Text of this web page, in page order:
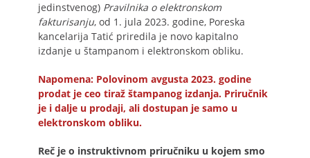
jedinstvenog) Pravilnika o elektronskom
fakturisanju, od 1. jula 2023. godine, Poreska
kancelarija Tatić priredila je novo kapitalno
izdanje u štampanom i elektronskom obliku.
Napomena: Polovinom avgusta 2023. godine
prodat je ceo tiraž štampanog izdanja. Priručnik
je i dalje u prodaji, ali dostupan je samo u
elektronskom obliku.
Reč je o instruktivnom priručniku u kojem smo